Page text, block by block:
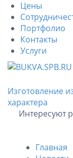
Цены
Портфолио
Контакты
Услуги
Изготовление
характера
Интересуют
Главная